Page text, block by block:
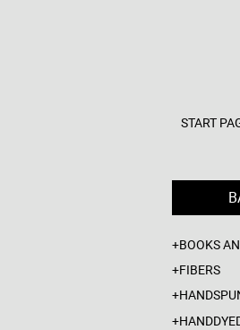
START
BOOKS
FIBERS